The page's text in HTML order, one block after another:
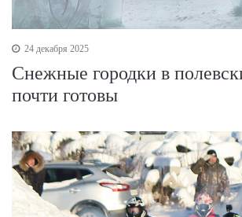
24 декабря 2025
Снежные городки в
почти готовы